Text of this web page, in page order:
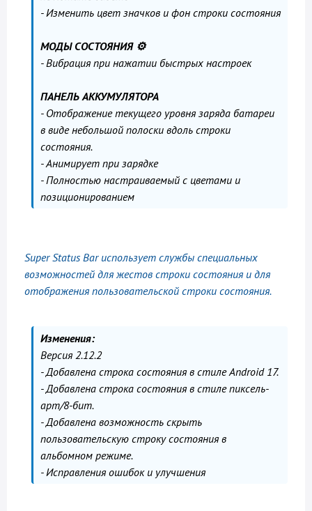
- Изменить цвет значков и фон строки состояния
МОДЫ СОСТОЯНИЯ ⚙
- Вибрация при нажатии быстрых настроек
ПАНЕЛЬ АККУМУЛЯТОРА
- Отображение текущего уровня заряда батареи
в виде небольшой полоски вдоль строки
состояния.
- Анимирует при зарядке
- Полностью настраиваемый с цветами и
позиционированием
Super Status Bar использует службы специальных
возможностей для жестов строки состояния и для
отображения пользовательской строки состояния.
Изменения:
Версия 2.12.2
- Добавлена строка состояния в стиле Android 17.
- Добавлена строка состояния в стиле пиксель-
арт/8-бит.
- Добавлена возможность скрыть
пользовательскую строку состояния в
альбомном режиме.
- Исправления ошибок и улучшения